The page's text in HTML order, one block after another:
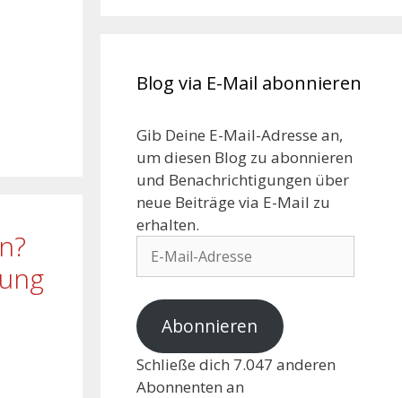
Blog via E-Mail abonnieren
Gib Deine E-Mail-Adresse an,
um diesen Blog zu abonnieren
und Benachrichtigungen über
neue Beiträge via E-Mail zu
erhalten.
Abonnieren
Schließe dich 7.047 anderen
Abonnenten an